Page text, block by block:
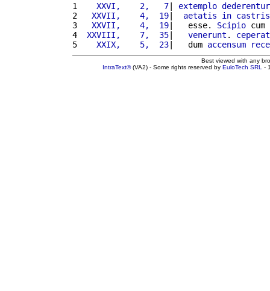
1
   XXVI,    2,   7
| extemplo dederentur
2
  XXVII,    4,  19
| aetatis in castris
3
  XXVII,    4,  19
|   esse. Scipio cum
4
XXVIII,    7,  35| venerunt . ceperat
5
   XXIX,    5,  23
|   dum accensum
Best viewed with any
IntraText®(VA2) - Some rights reserved by EuloTech SRL -